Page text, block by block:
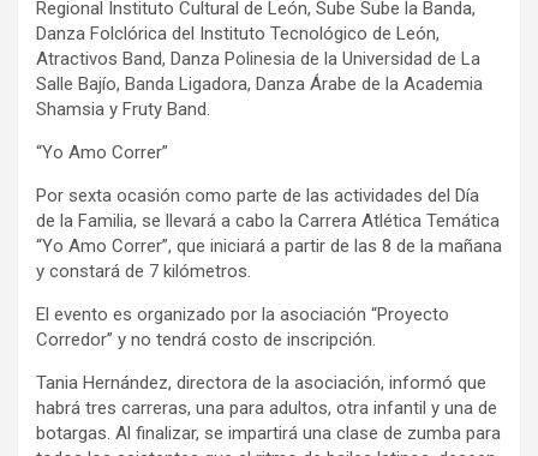
Regional Instituto Cultural de León, Sube Sube la Banda,
Danza Folclórica del Instituto Tecnológico de León,
Atractivos Band, Danza Polinesia de la Universidad de La
Salle Bajío, Banda Ligadora, Danza Árabe de la Academia
Shamsia y Fruty Band.
“Yo Amo Correr”
Por sexta ocasión como parte de las actividades del Día
de la Familia, se llevará a cabo la Carrera Atlética Temática
“Yo Amo Correr”, que iniciará a partir de las 8 de la mañana
y constará de 7 kilómetros.
El evento es organizado por la asociación “Proyecto
Corredor” y no tendrá costo de inscripción.
Tania Hernández, directora de la asociación, informó que
habrá tres carreras, una para adultos, otra infantil y una de
botargas. Al finalizar, se impartirá una clase de zumba para